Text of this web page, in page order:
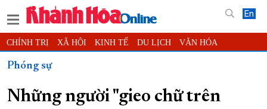
En
CHÍNH TRỊ XÃ HỘI KINH TẾ DU LỊCH VĂN HÓA
THỂ THAO
THẾ GIỚI MULTIMEDIA VIDEO ĐỌC BÁO ONLINE
Phóng sự
Những người "gieo chữ trên